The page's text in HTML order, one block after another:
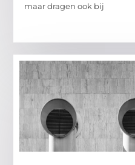
maar dragen ook bij